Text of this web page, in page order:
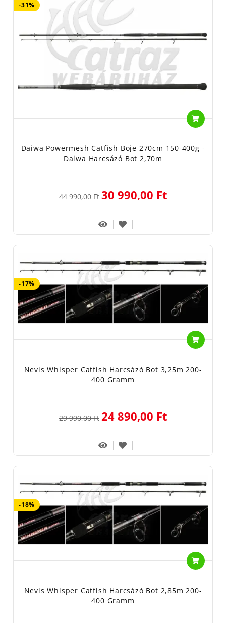
-31%
Daiwa Powermesh Catfish Boje 270cm 150-400g -
Daiwa Harcsázó Bot 2,70m
44 990,00 Ft 30 990,00 Ft
-17%
Nevis Whisper Catfish Harcsázó Bot 3,25m 200-
400 Gramm
29 990,00 Ft 24 890,00 Ft
-18%
Nevis Whisper Catfish Harcsázó Bot 2,85m 200-
400 Gramm